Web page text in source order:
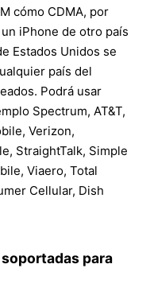
cómo CDMA, por
iPhone de otro país
Estados Unidos se
país del
Podrá usar
Spectrum, AT&T,
Verizon,
StraightTalk, Simple
Viaero, Total
Cellular, Dish
para